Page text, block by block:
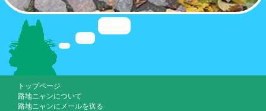
トップページ
路地ニャンについて
路地ニャンにメールを送る